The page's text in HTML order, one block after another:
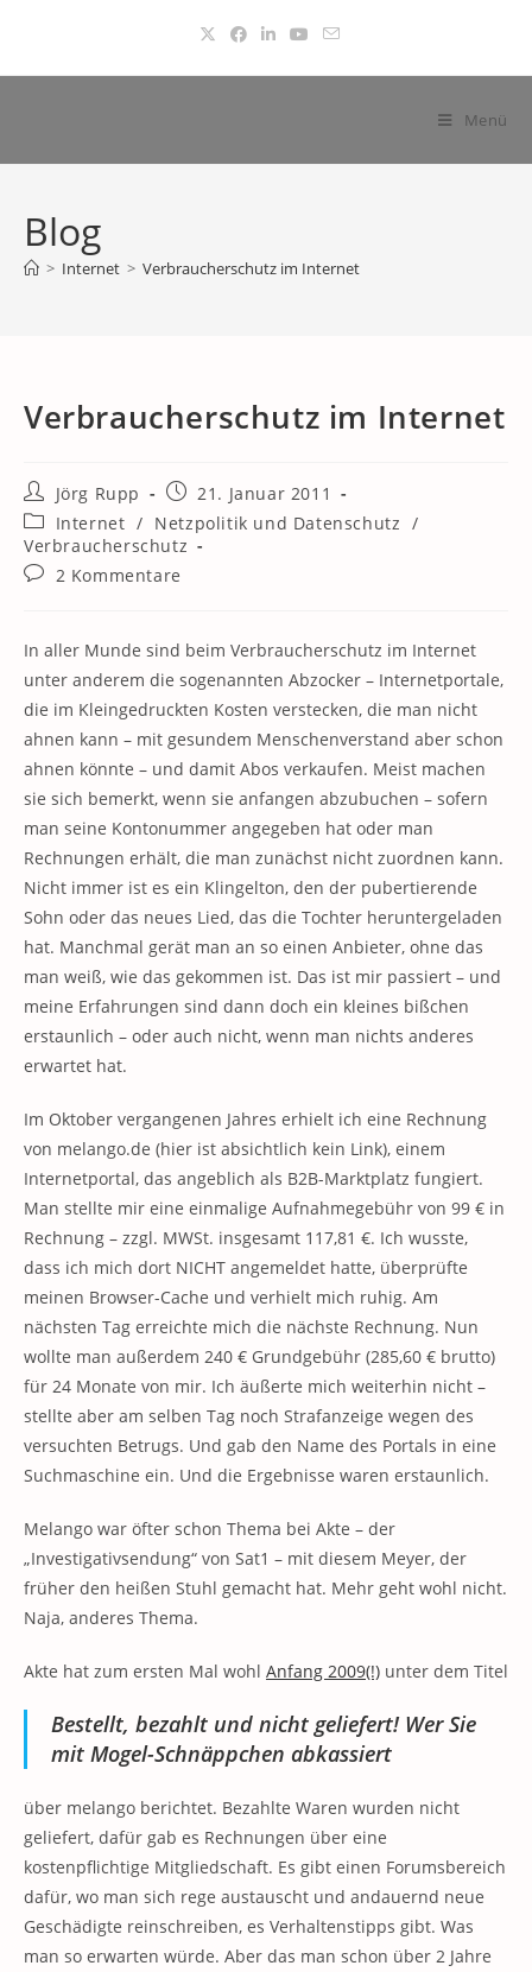
springen
Menü
Blog
> Internet > Verbraucherschutz im Internet
Verbraucherschutz im Internet
Beitrags-
Autor:
Jörg Rupp
Beitrag
veröffentlicht:
21. Januar 2011
Beitrags-
Kategorie:
Internet / Netzpolitik und Datenschutz /
Verbraucherschutz
Beitrags-
2 Kommentare
In aller Munde sind beim Verbraucherschutz im Internet
unter anderem die sogenannten Abzocker – Internetportale,
die im Kleingedruckten Kosten verstecken, die man nicht
ahnen kann – mit gesundem Menschenverstand aber schon
ahnen könnte – und damit Abos verkaufen. Meist machen
sie sich bemerkt, wenn sie anfangen abzubuchen – sofern
man seine Kontonummer angegeben hat oder man
Rechnungen erhält, die man zunächst nicht zuordnen kann.
Nicht immer ist es ein Klingelton, den der pubertierende
Sohn oder das neues Lied, das die Tochter heruntergeladen
hat. Manchmal gerät man an so einen Anbieter, ohne das
man weiß, wie das gekommen ist. Das ist mir passiert – und
meine Erfahrungen sind dann doch ein kleines bißchen
erstaunlich – oder auch nicht, wenn man nichts anderes
erwartet hat.
Im Oktober vergangenen Jahres erhielt ich eine Rechnung
von melango.de (hier ist absichtlich kein Link), einem
Internetportal, das angeblich als B2B-Marktplatz fungiert.
Man stellte mir eine einmalige Aufnahmegebühr von 99 € in
Rechnung – zzgl. MWSt. insgesamt 117,81 €. Ich wusste,
dass ich mich dort NICHT angemeldet hatte, überprüfte
meinen Browser-Cache und verhielt mich ruhig. Am
nächsten Tag erreichte mich die nächste Rechnung. Nun
wollte man außerdem 240 € Grundgebühr (285,60 € brutto)
für 24 Monate von mir. Ich äußerte mich weiterhin nicht –
stellte aber am selben Tag noch Strafanzeige wegen des
versuchten Betrugs. Und gab den Name des Portals in eine
Suchmaschine ein. Und die Ergebnisse waren erstaunlich.
Melango war öfter schon Thema bei Akte – der
„Investigativsendung“ von Sat1 – mit diesem Meyer, der
früher den heißen Stuhl gemacht hat. Mehr geht wohl nicht.
Naja, anderes Thema.
Akte hat zum ersten Mal wohl Anfang 2009(!) unter dem Titel
Bestellt, bezahlt und nicht geliefert! Wer Sie
mit Mogel-Schnäppchen abkassiert
über melango berichtet. Bezahlte Waren wurden nicht
geliefert, dafür gab es Rechnungen über eine
kostenpflichtige Mitgliedschaft. Es gibt einen Forumsbereich
dafür, wo man sich rege austauscht und andauernd neue
Geschädigte reinschreiben, es Verhaltenstipps gibt. Was
man so erwarten würde. Aber das man schon über 2 Jahre